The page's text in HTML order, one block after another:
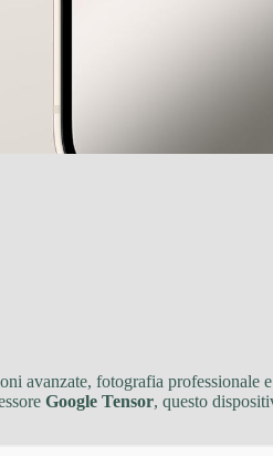
avanzate, fotografia
Google Tensor, questo